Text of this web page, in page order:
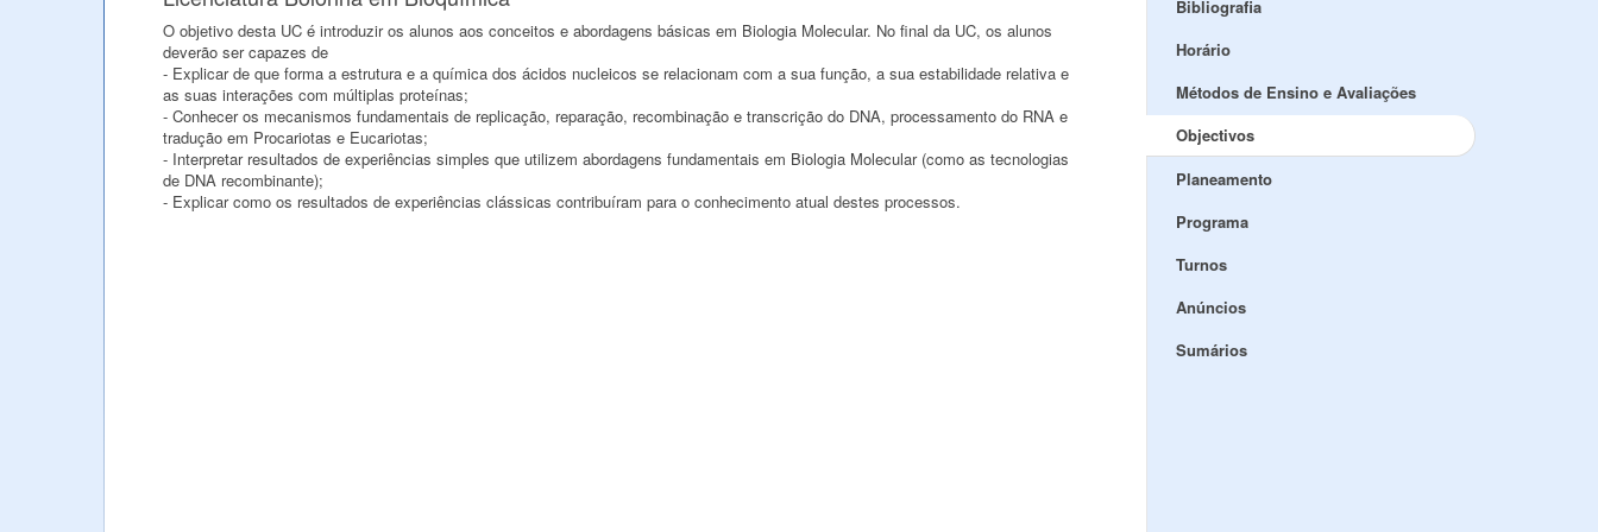
O objetivo desta UC é introduzir os alunos aos conceitos e abordagens básicas em Biologia Molecular. No final da UC, os alunos
deverão ser capazes de
- Explicar de que forma a estrutura e a química dos ácidos nucleicos se relacionam com a sua função, a sua estabilidade relativa e
as suas interações com múltiplas proteínas;
- Conhecer os mecanismos fundamentais de replicação, reparação, recombinação e transcrição do DNA, processamento do RNA e
tradução em Procariotas e Eucariotas;
- Interpretar resultados de experiências simples que utilizem abordagens fundamentais em Biologia Molecular (como as tecnologias
de DNA recombinante);
Bibliografia
Horário
Métodos de Ensino e Avaliações
Objectivos
Planeamento
Programa
Turnos
Anúncios
Sumários